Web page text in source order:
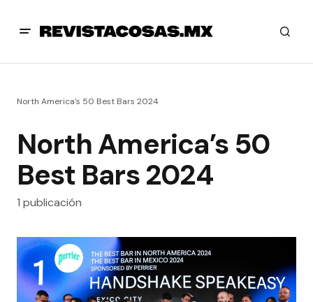
North America’s 50 Best Bars 2024
North America’s 50
Best Bars 2024
1 publicación